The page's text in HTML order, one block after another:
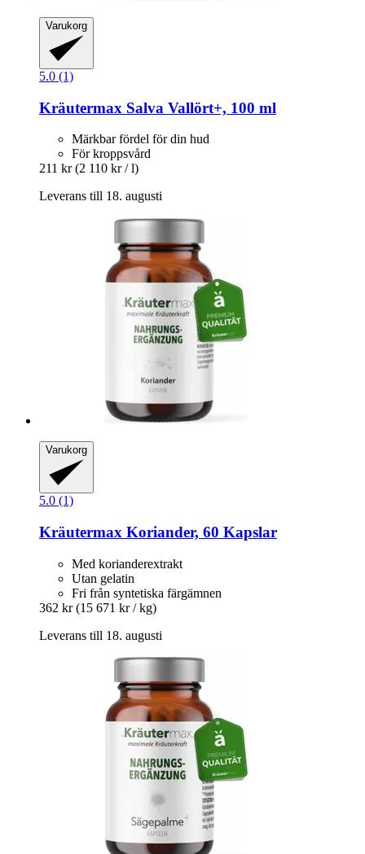
Varukorg
5.0 (1)
Kräutermax Salva Vallört+, 100 ml
Märkbar fördel för din hud
För kroppsvård
211 kr (2 110 kr / l)
Leverans till 18. augusti
Varukorg
5.0 (1)
Kräutermax Koriander, 60 Kapslar
Med korianderextrakt
Utan gelatin
Fri från syntetiska färgämnen
362 kr (15 671 kr / kg)
Leverans till 18. augusti